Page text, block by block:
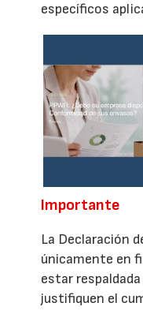
específicos
Importante
La Declaración
únicamente en
estar
justifiquen el